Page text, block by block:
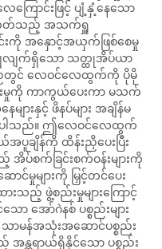
ြောင်းဖြင့် ပျံ့နှံ့နေသော
ာတတ်သည့် အသက်ရှူ
င်းကို အနှောင့်အယှက်ဖြစ်စေမှု
ချလျက်ရှိသော သတ္ထုအိပ်ယာ
ည်တွင် လေဝင်လေထွက်ကို ပိုမို
ေးမှုကို ကာကွယ်ပေးကာ မသက်
ားနှင့် ဖိနပ်များ အချိန်မ
းပါသည်။ ဤလေဝင်လေထွက်
ပူချိန်ကို ထိန်းညှိပေးပြီး
အိပ်စက်ခြင်းစက်ဝန်းများကို
ာင်မှုများကို မြှင့်တင်ပေး
ားသည့် ဖွဲ့စည်းမှုများကြောင့်
အော်ဂဲနစ် ပစ္စည်းများ
သာမန်အသုံးအဆောင်ပစ္စည်း
အန္တရာယ်ရှိနိုင်သော ပစ္စည်း